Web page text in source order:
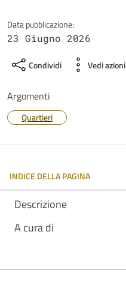
Data pubblicazione:
23 Giugno 2026
Condividi Vedi azioni
Argomenti
Quartieri
INDICE DELLA PAGINA
Descrizione
A cura di